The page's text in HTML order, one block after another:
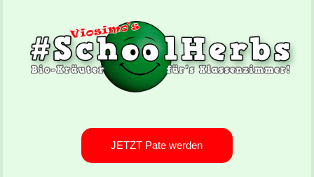
JETZT Pate werden